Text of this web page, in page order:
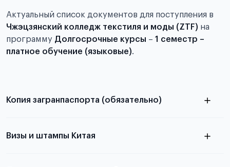
Актуальный список документов для поступления в
Чжэцзянский колледж текстиля и моды (ZTF) на
программу Долгосрочные курсы – 1 семестр –
платное обучение (языковые).
Копия загранпаспорта (обязательно)
паспорта
Визы и штампы Китая